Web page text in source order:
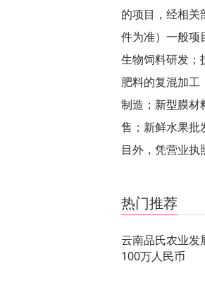
的项目，经相关
件为准）一般项
生物饲料研发；
肥料的复混加
制造；新型膜材
售；新鲜水果批
目外，凭营业执
热门推荐
云南品氏农业发
100万人民币